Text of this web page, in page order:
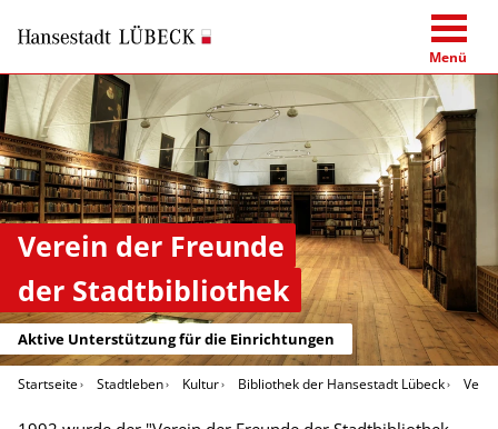
Menü
Verein der Freunde
der Stadtbibliothek
Aktive Unterstützung für die Einrichtungen
Startseite Stadtleben Kultur Bibliothek der Hansestadt Lübeck